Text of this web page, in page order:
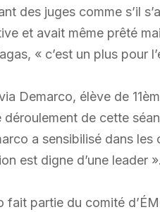
des juges comme s’il
et avait même prêté
« c’est un plus pour
Demarco, élève de
de cette
a sensibilisé dans
est digne d’une leader ».
fait partie du comité